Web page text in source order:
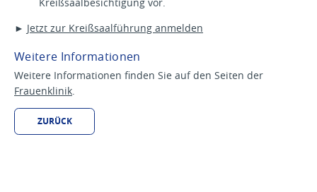
► Jetzt zur Kreißsaalführung anmelden
Weitere Informationen
Weitere Informationen finden Sie auf den Seiten der
Frauenklinik
ZURÜCK